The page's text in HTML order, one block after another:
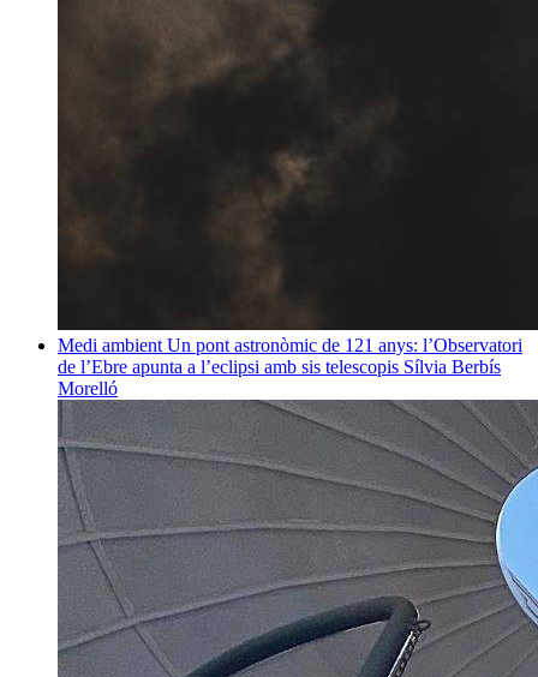
Medi ambient Un pont astronòmic de 121 anys: l’Observatori
de l’Ebre apunta a l’eclipsi amb sis telescopis Sílvia Berbís
Morelló